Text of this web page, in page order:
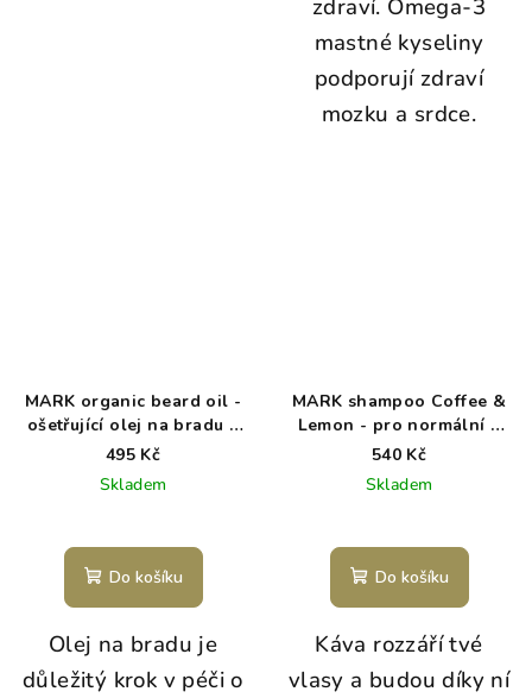
zdraví. Omega-3
mastné kyseliny
podporují zdraví
mozku a srdce.
MARK organic beard oil -
ošetřující olej na bradu a
vousy
495 Kč
Skladem
Do košíku
Olej na bradu je
důležitý krok v péči o
MARK shampoo Coffee &
Lemon - pro normální a
mastné vlasy
540 Kč
Skladem
Do košíku
Káva rozzáří tvé
vlasy a budou díky ní